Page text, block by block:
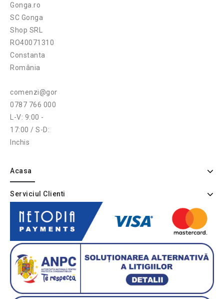
Gonga.ro
SC Gonga
Shop SRL
RO40071310
Constanta
România
comenzi@gonga.ro
0787 766 000
L-V: 9:00 -
17:00 / S-D:
Inchis
Acasa
Serviciul Clienti